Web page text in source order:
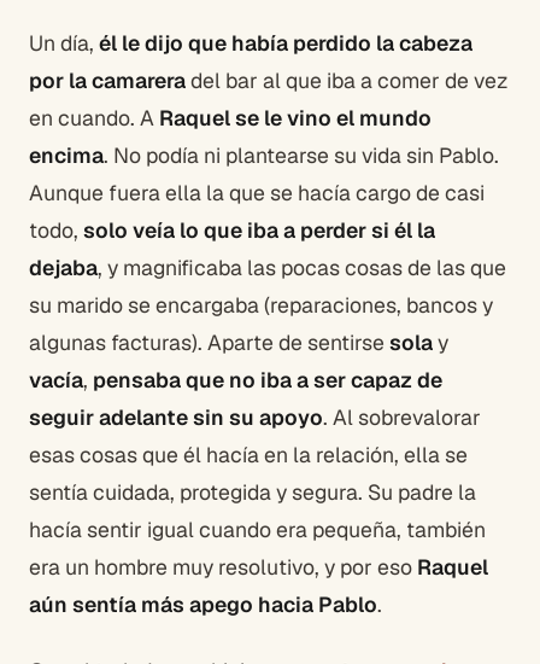
Un día, él le dijo que había perdido la cabeza
por la camareradel bar al que iba a comer de vez
en cuando. A Raquel se le vino el mundo
encima. No podía ni plantearse su vida sin Pablo.
Aunque fuera ella la que se hacía cargo de casi
todo, solo veía lo que iba a perder si él la
dejaba, y magnificaba las pocas cosas de las que
su marido se encargaba (reparaciones, bancos y
algunas facturas). Aparte de sentirse solay
vacía, pensaba que no iba a ser capaz de
seguir adelante sin su apoyo. Al sobrevalorar
esas cosas que él hacía en la relación, ella se
sentía cuidada, protegida y segura. Su padre la
hacía sentir igual cuando era pequeña, también
era un hombre muy resolutivo, y por eso Raquel
aún sentía más apego hacia Pablo.